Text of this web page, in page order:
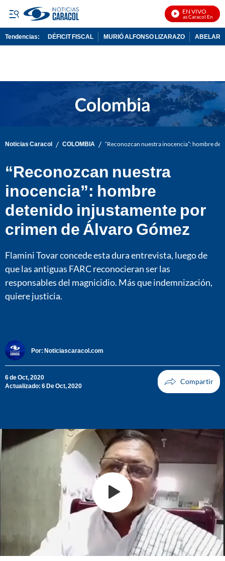
EN VIVO
Noticias Caracol En Vivo
Tendencias: DÉFICIT FISCAL MURIÓ ALFONSO LIZARAZO
Noticias Caracol / COLOMBIA / “Reconozcan nuestra inocencia”: hombre
“Reconozcan nuestra
inocencia”: hombre
detenido injustamente por
crimen de Álvaro Gómez
Flamini Tovar concede esta dura entrevista, luego de
que las antiguas FARC reconocieran ser las
responsables del magnicidio. Más que indemnización,
quiere justicia.
Por: Noticiascaracol.com
6 de Oct, 2020
Actualizado: 6 De Oct, 2020